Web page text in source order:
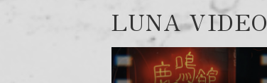
LUNA VIDEO